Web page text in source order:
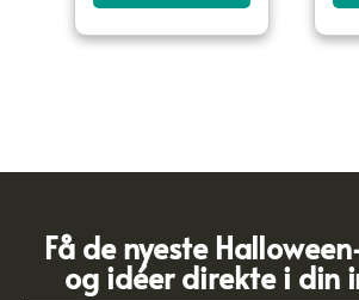
Få de nyeste
og idéer direkte i din